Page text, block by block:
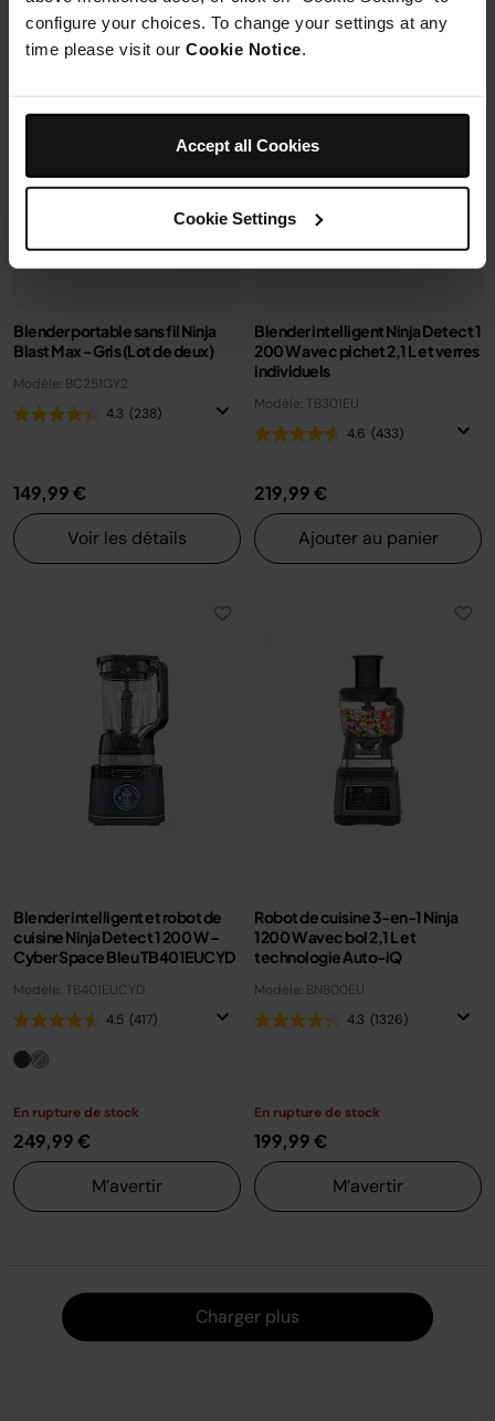
configure your choices. To change your settings at any
time please visit our Cookie Notice.
Accept all Cookies
Cookie Settings
Blender portable sans fil Ninja
Blast Max - Gris (Lot de deux)
Modèle: BC251GY2
4.3 (238)
149,99 €
Voir les détails
Blender intelligent Ninja Detect 1
200 W avec pichet 2,1 L et verres
individuels
Modèle: TB301EU
4.6 (433)
219,99 €
Ajouter au panier
Blender intelligent et robot de
cuisine Ninja Detect 1 200 W –
Cyber Space Bleu TB401EUCYD
Modèle: TB401EUCYD
4.5 (417)
En rupture de stock
249,99 €
M’avertir
Robot de cuisine 3-en-1 Ninja
1200 W avec bol 2,1 L et
technologie Auto-iQ
Modèle: BN800EU
4.3 (1326)
En rupture de stock
199,99 €
M’avertir
Charger plus